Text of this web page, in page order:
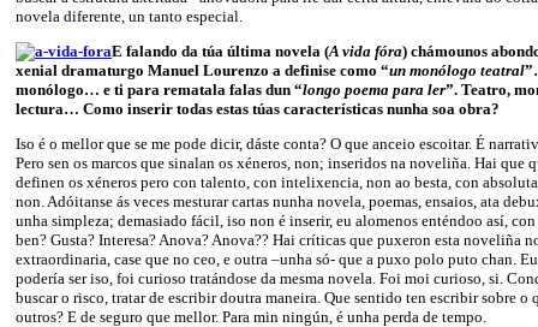
novela diferente, un tanto especial.
E falando da túa última novela (A vida fóra) chámounos
xenial dramaturgo Manuel Lourenzo a definise como “un monólogo teatral
monólogo… e ti para rematala falas dun “longo poema para ler”. Teatro,
lectura… Como inserir todas estas túas características nunha soa obra?
Iso é o mellor que se me pode dicir, dáste conta? O que anceio escoitar. É
Pero sen os marcos que sinalan os xéneros, non; inseridos na noveliña. Hai que
definen os xéneros pero con talento, con intelixencia, non ao besta, con
non. Adóitanse ás veces mesturar cartas nunha novela, poemas, ensaios, ata
unha simpleza; demasiado fácil, iso non é inserir, eu alomenos enténdoo así,
ben? Gusta? Interesa? Anova? Anova?? Hai críticas que puxeron esta noveliña
extraordinaria, case que no ceo, e outra –unha só- que a puxo polo puto chan.
podería ser iso, foi curioso tratándose da mesma novela. Foi moi curioso, si.
buscar o risco, tratar de escribir doutra maneira. Que sentido ten escribir sobre o
outros? E de seguro que mellor. Para min ningún, é unha perda de tempo.